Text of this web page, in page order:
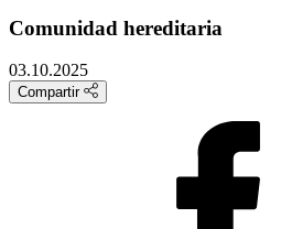
Comunidad hereditaria
03.10.2025
Compartir